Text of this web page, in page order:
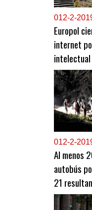
012-2-
Europol
internet
intelectual
012-2-
Al menos
autobús
21